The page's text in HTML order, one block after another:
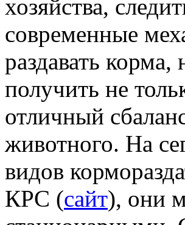
хозяйства,
современные
раздавать
получить не
отличный
животного. На
видов
КРС (сайт), они